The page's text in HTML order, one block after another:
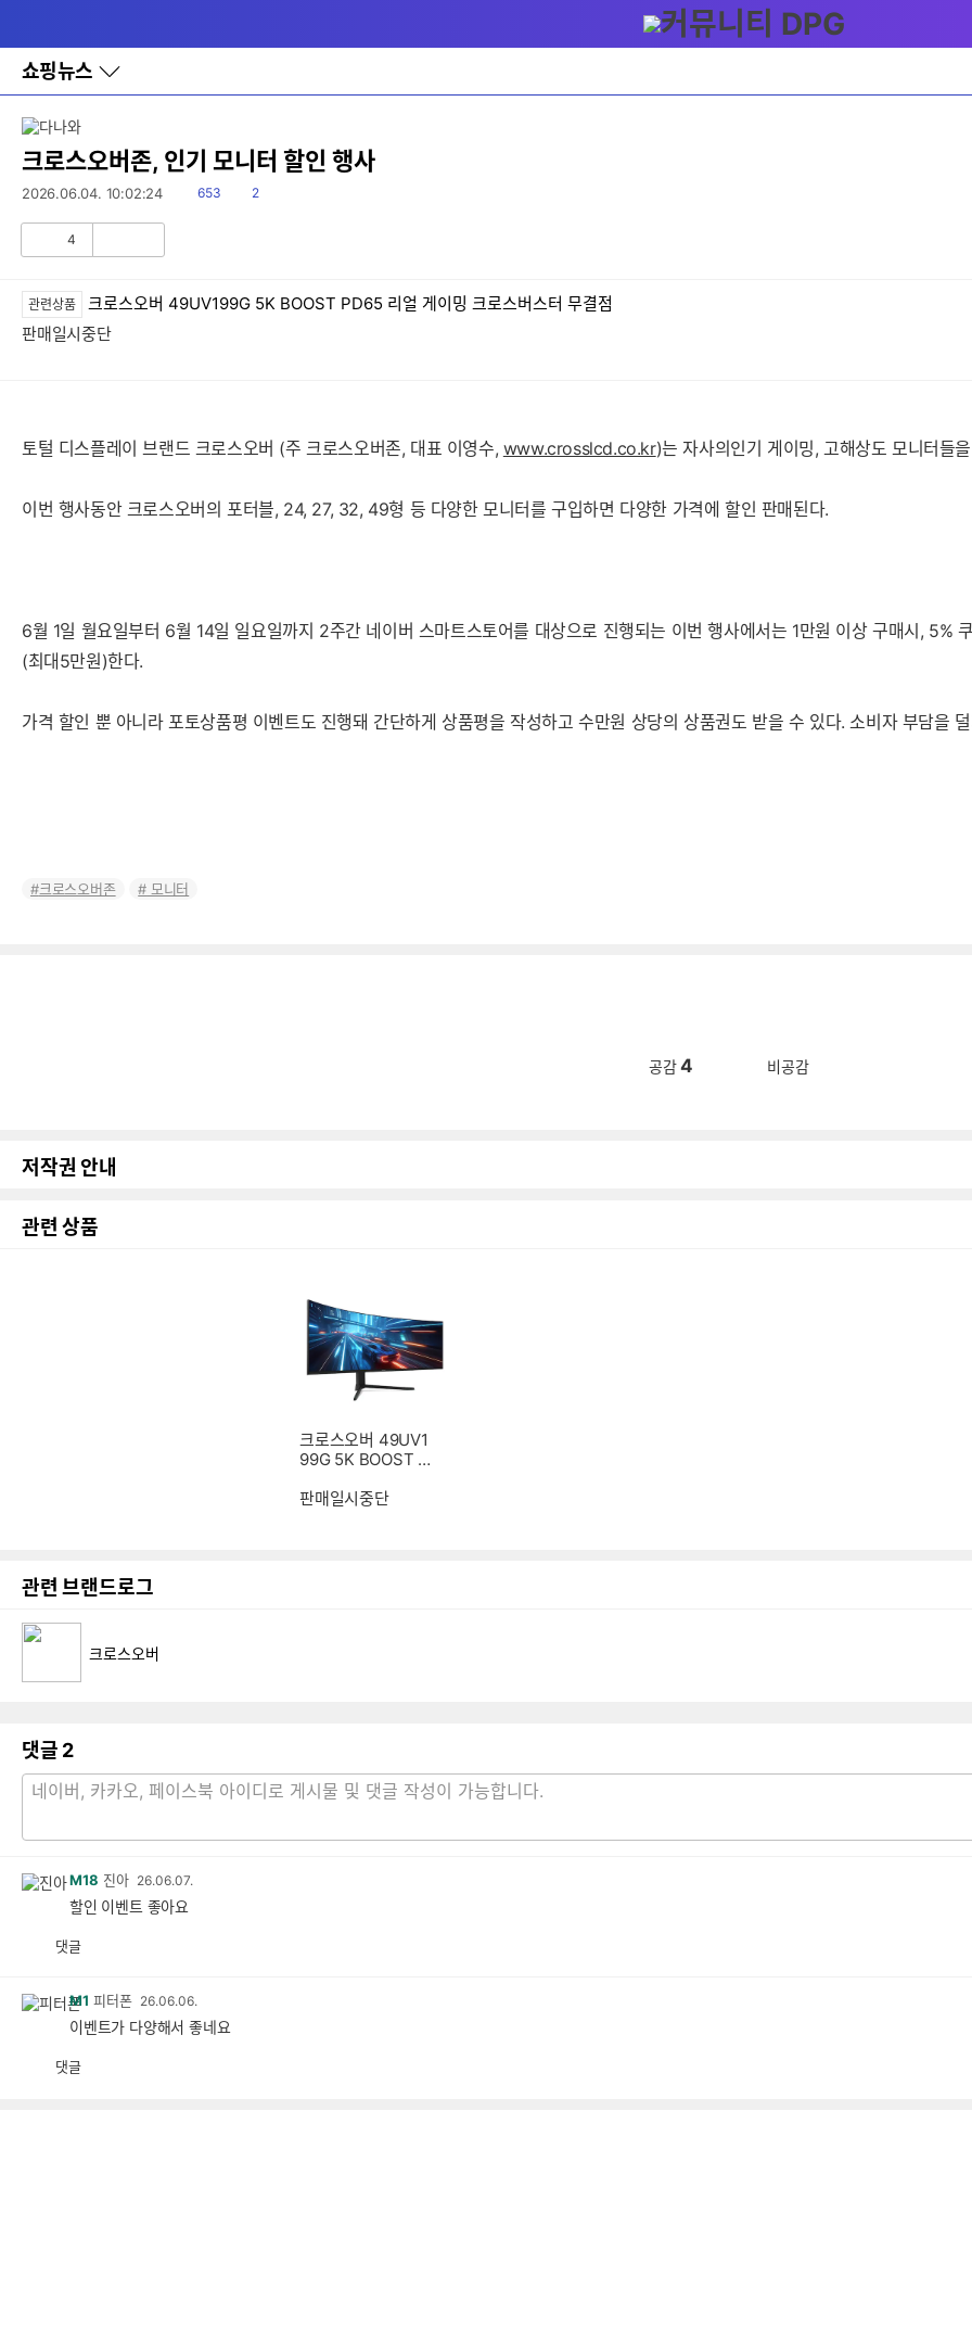
와
홈
쇼핑뉴스
바
로
레
이
어
토
크로스오버존, 인기 모니터 할인 행사
2026.06.04. 10:02:24
읽
653
댓
2
4
관련상품
크로스오버 49UV199G 5K BOOST PD65 리얼 게이밍 크로스버스터 무결점
판매일시중단
토털 디스플레이 브랜드 크로스오버 (주 크로스오버존, 대표 이영수, www.crosslcd.co.kr)는 자사의인기 게이밍, 고해상도 모니터들
이번 행사동안 크로스오버의 포터블, 24, 27, 32, 49형 등 다양한 모니터를 구입하면 다양한 가격에 할인 판매된다.
6월 1일 월요일부터 6월 14일 일요일까지 2주간 네이버 스마트스토어를 대상으로 진행되는 이번 행사에서는 1만원 이상 구매시, 5%
(최대5만원)한다.
가격 할인 뿐 아니라 포토상품평 이벤트도 진행돼 간단하게 상품평을 작성하고 수만원 상당의 상품권도 받을 수 있다. 소비자 부담을
크로스오버존 모니터
공감 4 비공감
저작권 안내
관련 상품
크로스오버 49UV1
99G 5K BOOST P
로스버스터 무결점
판매일시중단
관련 브랜드로그
크로스오버
댓글 2
M18 진아 26.06.07.
할인 이벤트 좋아요
댓글
M1 피터폰 26.06.06.
이벤트가 다양해서 좋네요
댓글